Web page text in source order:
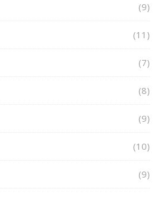
(9)
(11)
(7)
(8)
(9)
(10)
(9)